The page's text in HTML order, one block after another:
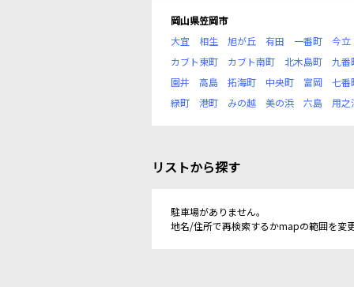
岡山県笠岡市
大宜
相生 旭が丘 有田 一番町 今立
カブト東町
カブト南町 北木島町 九番
園井
高島 拓海町 中央町 富岡 七番
緑町
港町 みの越 美の浜 六島 用之
リストから探す
駐車場がありません。
地名/住所で再検索するかmapの範囲を変